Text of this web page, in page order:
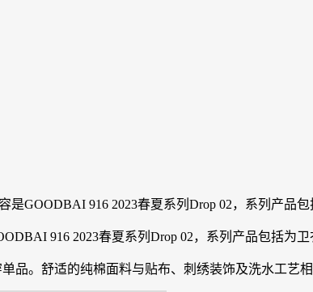
GOODBAI 916 2023春夏系列Drop 02，系列产品
916 2023春夏系列Drop 02，系列产品包括为卫
品。舒适的纯棉面料与贴布、刺绣装饰及洗水工艺